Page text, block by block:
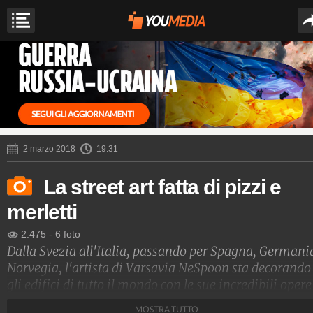
2 marzo 2018 19:31
La street art fatta di pizzi e
merletti
2.475 - 6 foto
Dalla Svezia all'Italia, passando per Spagna,
Norvegia, l'artista di Varsavia NeSpoon sta decorando
gli edifici di tutto il mondo con le sue incredibili opere
MOSTRA TUTTO